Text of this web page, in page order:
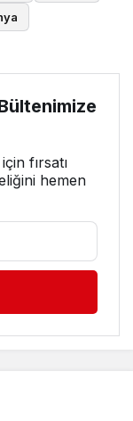
fırsatı
hemen